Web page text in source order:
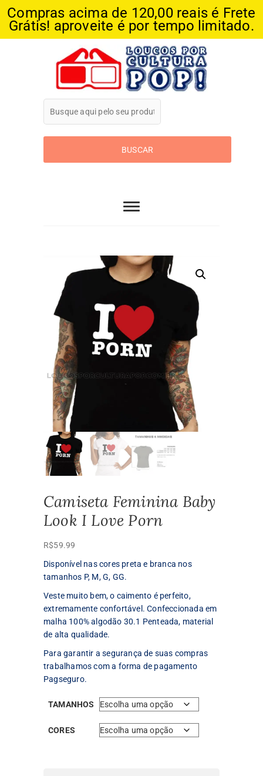
Compras acima de 120,00 reais é Frete
Grátis! aproveite é por tempo limitado.
Loucos Por
Cultura Pop
Camiseta Feminina Baby
Look I Love Porn
R$59.99
Disponível nas cores preta e branca nos
tamanhos P, M, G, GG.
Veste muito bem, o caimento é perfeito,
extremamente confortável. Confeccionada em
malha 100% algodão 30.1 Penteada, material
de alta qualidade.
Para garantir a segurança de suas compras
trabalhamos com a forma de pagamento
Pagseguro.
TAMANHOS
CORES